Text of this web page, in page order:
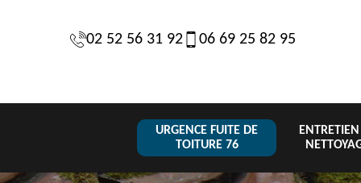
02 52 56 31 92 06 69 25 82 95
URGENCE FUITE DE
TOITURE 76